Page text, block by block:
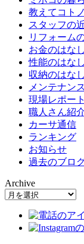
教えてコト
スタッフの
リフォーム
お金のはなし
性能のはなし
収納のはなし
メンテナン
現場レポート
職人さん紹
カーサ通信
ランキング
お知らせ
過去のブロ
Archive